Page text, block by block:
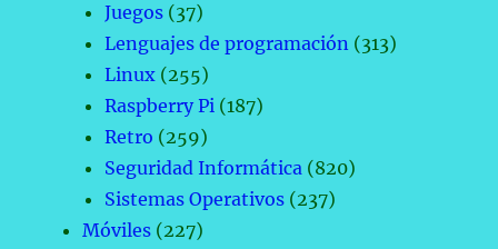
Juegos (37)
Lenguajes de programación (313)
Linux (255)
Raspberry Pi (187)
Retro (259)
Seguridad Informática (820)
Sistemas Operativos (237)
Móviles (227)